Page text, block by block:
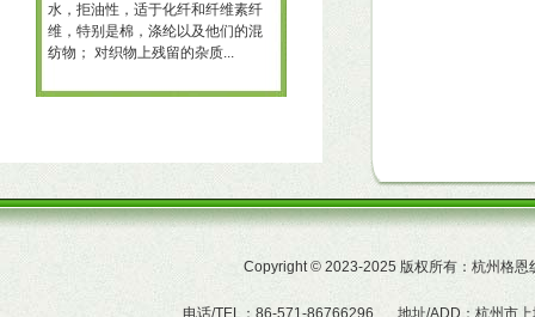
水，拒油性，适于化纤和纤维素纤
维，特别是棉，涤纶以及他们的混
纺物； 对织物上残留的杂质...
水、拒油整理剂。 产品特性  赋予
Copyright© 2023-2025 版权所有：杭州格
电话/TEL：86-571-86766296 地址/ADD：杭州市